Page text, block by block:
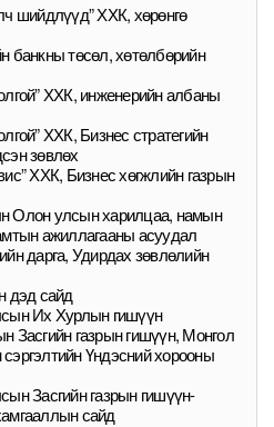
шийдлүүд” ХХК, хөрөнгө
банкны төсөл, хөтөлбөрийн
ХХК, инженерийн албаны
ХХК, Бизнес стратегийн
зөвлөх
ХХК, Бизнес хөгжлийн газрын
Олон улсын харилцаа, намын
ажиллагааны асуудал
дарга, Удирдах зөвлөлийн
дэд сайд
Их Хурлын гишүүн
Засгийн газрын гишүүн, Монгол
Үндэсний хорооны
Засгийн газрын гишүүн-
сайд